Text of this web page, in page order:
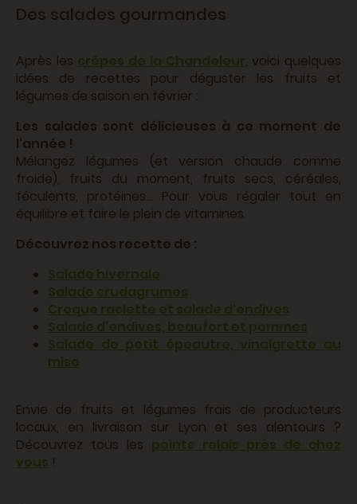
Des salades gourmandes
Après les crêpes de la Chandeleur, voici quelques
idées de recettes pour déguster les fruits et
légumes de saison en février :
Les salades sont délicieuses à ce moment de
l'année !
Mélangez légumes (et version chaude comme
froide), fruits du moment, fruits secs, céréales,
féculents, protéines... Pour vous régaler tout en
équilibre et faire le plein de vitamines.
Découvrez nos recette de :
Salade hivernale
Salade crudagrumes
Croque raclette et salade d'endives
Salade d'endives, beaufort et pommes
Salade de petit épeautre, vinaigrette au
miso
Envie de fruits et légumes frais de producteurs
locaux, en livraison sur Lyon et ses alentours ?
Découvrez tous les points relais près de chez
vous !